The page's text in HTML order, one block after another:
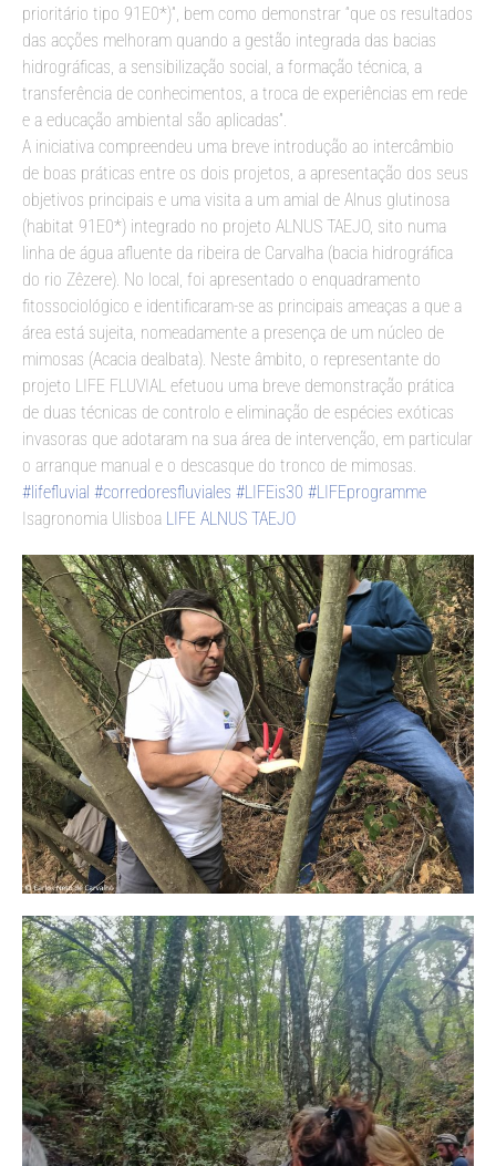
prioritário tipo 91E0*)”, bem como demonstrar “que os resultados
das acções melhoram quando a gestão integrada das bacias
hidrográficas, a sensibilização social, a formação técnica, a
transferência de conhecimentos, a troca de experiências em rede
e a educação ambiental são aplicadas”.
A iniciativa compreendeu uma breve introdução ao intercâmbio
de boas práticas entre os dois projetos, a apresentação dos seus
objetivos principais e uma visita a um amial de Alnus glutinosa
(habitat 91E0*) integrado no projeto ALNUS TAEJO, sito numa
linha de água afluente da ribeira de Carvalha (bacia hidrográfica
do rio Zêzere). No local, foi apresentado o enquadramento
fitossociológico e identificaram-se as principais ameaças a que a
área está sujeita, nomeadamente a presença de um núcleo de
mimosas (Acacia dealbata). Neste âmbito, o representante do
projeto LIFE FLUVIAL efetuou uma breve demonstração prática
de duas técnicas de controlo e eliminação de espécies exóticas
invasoras que adotaram na sua área de intervenção, em particular
o arranque manual e o descasque do tronco de mimosas.
#lifefluvial #corredoresfluviales #LIFEis30 #LIFEprogramme
Isagronomia Ulisboa LIFE ALNUS TAEJO